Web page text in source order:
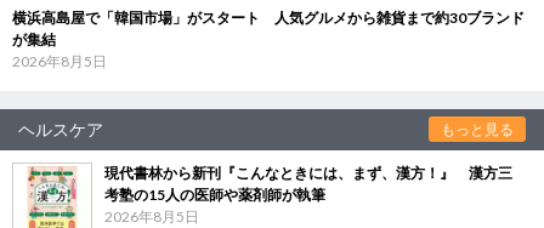
横浜高島屋で「韓国市場」がスタート 人気グルメから雑貨まで約30ブランド
が集結
2026年8月5日
ヘルスケア もっと見る
現代書林から新刊『こんなときには、まず、漢方！』 漢方三
考塾の15人の医師や薬剤師が執筆
2026年8月5日